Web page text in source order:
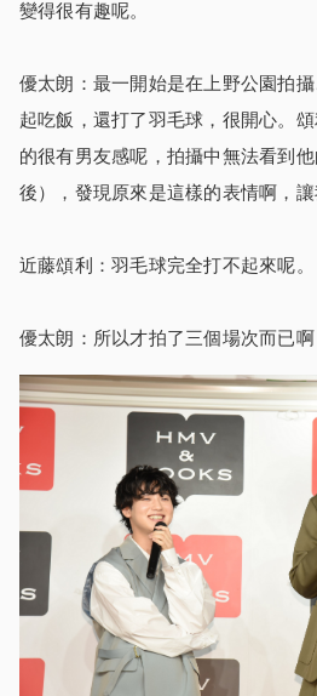
變得很有趣呢。
優太朗：最一開始是在上野公園拍
起吃飯，還打了羽毛球，很開心。
的很有男友感呢，拍攝中無法看到
後），發現原來是這樣的表情啊，讓
近藤頌利：羽毛球完全打不起來呢。
優太朗：所以才拍了三個場次而已啊